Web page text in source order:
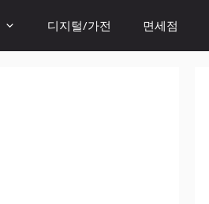
디지털/가전 면세점